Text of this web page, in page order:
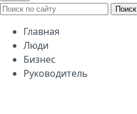
Поиск
Главная
Люди
Бизнес
Руководитель